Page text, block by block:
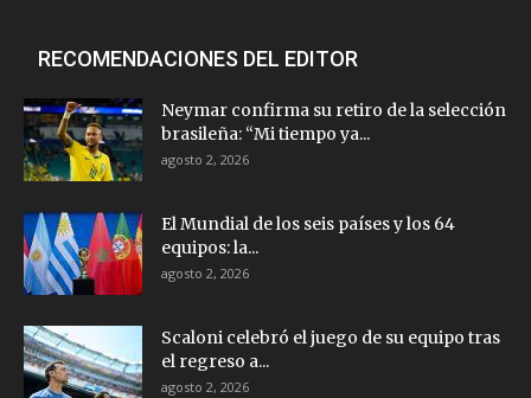
RECOMENDACIONES DEL EDITOR
Neymar confirma su retiro de la selección
brasileña: “Mi tiempo ya...
agosto 2, 2026
El Mundial de los seis países y los 64
equipos: la...
agosto 2, 2026
Scaloni celebró el juego de su equipo tras
el regreso a...
agosto 2, 2026